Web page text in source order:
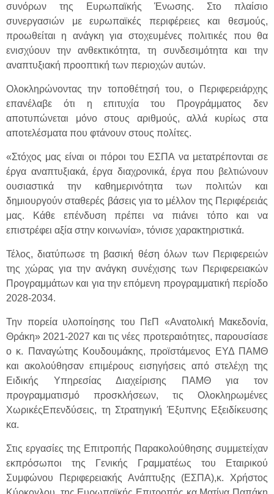
συνόρων της Ευρωπαϊκής Ένωσης. Στο πλαίσιο
συνεργασιών με ευρωπαϊκές περιφέρειες και θεσμούς,
προωθείται η ανάγκη για στοχευμένες πολιτικές που θα
ενισχύουν την ανθεκτικότητα, τη συνδεσιμότητα και την
αναπτυξιακή προοπτική των περιοχών αυτών.
Ολοκληρώνοντας την τοποθέτησή του, ο Περιφερειάρχης
επανέλαβε ότι η επιτυχία του Προγράμματος δεν
αποτυπώνεται μόνο στους αριθμούς, αλλά κυρίως στα
αποτελέσματα που φτάνουν στους πολίτες.
«Στόχος μας είναι οι πόροι του ΕΣΠΑ να μετατρέπονται σε
έργα αναπτυξιακά, έργα διαχρονικά, έργα που βελτιώνουν
ουσιαστικά την καθημερινότητα των πολιτών και
δημιουργούν σταθερές βάσεις για το μέλλον της Περιφέρειάς
μας. Κάθε επένδυση πρέπει να πιάνει τόπο και να
επιστρέφει αξία στην κοινωνία», τόνισε χαρακτηριστικά.
Τέλος, διατύπωσε τη βασική θέση όλων των Περιφερειών
της χώρας για την ανάγκη συνέχισης των Περιφερειακών
Προγραμμάτων και για την επόμενη προγραμματική περίοδο
2028-2034.
Την πορεία υλοποίησης του ΠεΠ «Ανατολική Μακεδονία,
Θράκη» 2021-2027 και τις νέες προτεραιότητες, παρουσίασε
ο κ. Παναγώτης Κουδουμάκης, προϊστάμενος ΕΥΔ ΠΑΜΘ
και ακολούθησαν επιμέρους εισηγήσεις από στελέχη της
Ειδικής Υπηρεσίας Διαχείρισης ΠΑΜΘ για τον
προγραμματισμό προσκλήσεων, τις Ολοκληρωμένες
ΧωρικέςΕπενδύσεις, τη Στρατηγική Έξυπνης Εξειδίκευσης
κα.
Στις εργασίες της Επιτροπής Παρακολούθησης συμμετείχαν
εκπρόσωποι της Γενικής Γραμματέως του Εταιρικού
Συμφώνου Περιφερειακής Ανάπτυξης (ΕΣΠΑ),κ. Χρήστος